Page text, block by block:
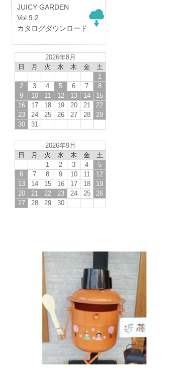
JUICY GARDEN
Vol.9.2
カタログダウンロード
2026年8月
日
月 火 水 木 金
土
1
2
3 4 5 6 7
8
9
10 11 12 13 14
15
16
17 18 19 20 21
22
23
24 25 26 27 28
29
30
31
2026年9月
日
月 火 水 木 金
土
1
2 3 4
5
6
7 8 9 10 11
12
13
14 15 16 17 18
19
20
21 22 23 24 25
26
27
28 29 30